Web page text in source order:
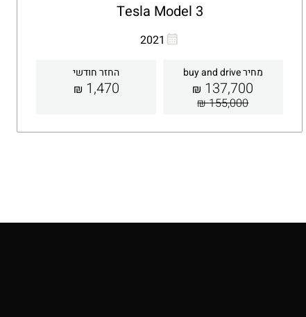
Tesla Model 3
2021
מחיר buy and drive
137,700
₪
155,000 ₪
החזר חודשי
1,470
₪
העתקת קישור Whatsapp